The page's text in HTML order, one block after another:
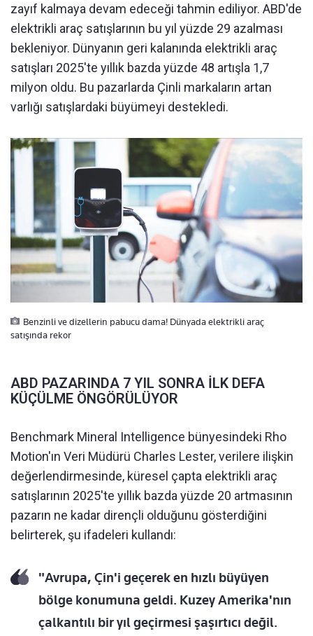
zayıf kalmaya devam edeceği tahmin ediliyor. ABD'de
elektrikli araç satışlarının bu yıl yüzde 29 azalması
bekleniyor. Dünyanın geri kalanında elektrikli araç
satışları 2025'te yıllık bazda yüzde 48 artışla 1,7
milyon oldu. Bu pazarlarda Çinli markaların artan
varlığı satışlardaki büyümeyi destekledi.
Benzinli ve dizellerin pabucu dama! Dünyada elektrikli araç
satışında rekor
ABD PAZARINDA 7 YIL SONRA İLK DEFA
KÜÇÜLME ÖNGÖRÜLÜYOR
Benchmark Mineral Intelligence bünyesindeki Rho
Motion'ın Veri Müdürü Charles Lester, verilere ilişkin
değerlendirmesinde, küresel çapta elektrikli araç
satışlarının 2025'te yıllık bazda yüzde 20 artmasının
pazarın ne kadar dirençli olduğunu gösterdiğini
belirterek, şu ifadeleri kullandı:
"Avrupa, Çin'i geçerek en hızlı büyüyen
bölge konumuna geldi. Kuzey Amerika'nın
çalkantılı bir yıl geçirmesi şaşırtıcı değil.